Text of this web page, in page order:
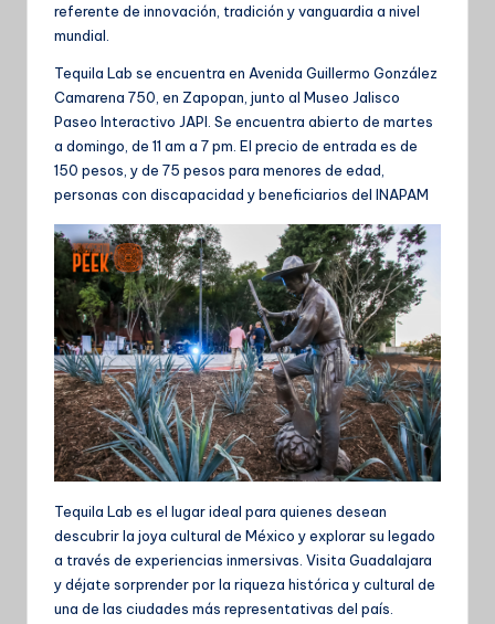
referente de innovación, tradición y vanguardia a nivel
mundial.
Tequila Lab se encuentra en Avenida Guillermo González
Camarena 750, en Zapopan, junto al Museo Jalisco
Paseo Interactivo JAPI. Se encuentra abierto de martes
a domingo, de 11 am a 7 pm. El precio de entrada es de
150 pesos, y de 75 pesos para menores de edad,
personas con discapacidad y beneficiarios del INAPAM
Tequila Lab es el lugar ideal para quienes desean
descubrir la joya cultural de México y explorar su legado
a través de experiencias inmersivas. Visita Guadalajara
y déjate sorprender por la riqueza histórica y cultural de
una de las ciudades más representativas del país.